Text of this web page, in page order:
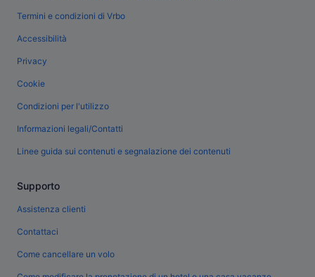
Termini e condizioni di Vrbo
Accessibilità
Privacy
Cookie
Condizioni per l'utilizzo
Informazioni legali/Contatti
Linee guida sui contenuti e segnalazione dei contenuti
Supporto
Assistenza clienti
Contattaci
Come cancellare un volo